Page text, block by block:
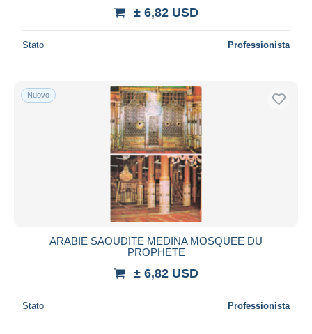
± 6,82 USD
Stato Professionista
Nuovo
ARABIE SAOUDITE MEDINA MOSQUEE DU
PROPHETE
± 6,82 USD
Stato Professionista